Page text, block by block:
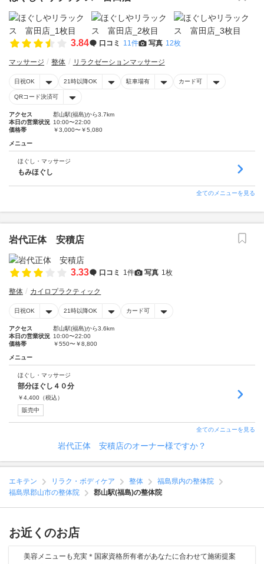
3.84 口コミ 11件 写真 12枚
マッサージ 整体 リラクゼーションマッサージ
日祝OK 21時以降OK 駐車場有 カード可
QRコード決済可
アクセス
郡山駅(福島)から3.7km
本日の営業状況 10:00〜22:00
価格帯
￥3,000〜￥5,080
メニュー
ほぐし・マッサージ
もみほぐし
全てのメニューを見る
岩代正体 安積店
3.33 口コミ 1件 写真 1枚
整体 カイロプラクティック
日祝OK 21時以降OK カード可
アクセス
郡山駅(福島)から3.6km
本日の営業状況 10:00〜22:00
価格帯
￥550〜￥8,800
メニュー
ほぐし・マッサージ
部分ほぐし４０分
￥4,400 （税込）
販売中
全てのメニューを見る
岩代正体 安積店のオーナー様ですか？
エキテン リラク・ボディケア 整体
福島県内の整体院
福島県郡山市の整体院
郡山駅(福島)の整体院
お近くのお店
美容メニューも充実＊国家資格所有者があなたに合わせて施術提案